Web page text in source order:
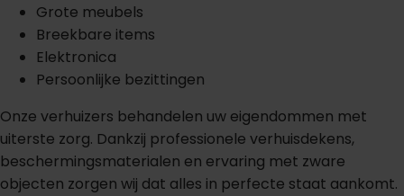
Grote meubels
Breekbare items
Elektronica
Persoonlijke bezittingen
Onze verhuizers behandelen uw eigendommen met
uiterste zorg. Dankzij professionele verhuisdekens,
beschermingsmaterialen en ervaring met zware
objecten zorgen wij dat alles in perfecte staat aankomt.